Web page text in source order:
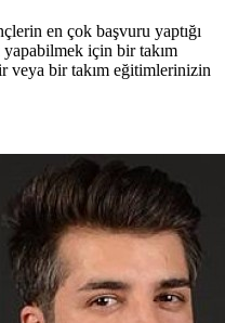
en çok başvuru yaptığı
için bir takım
veya bir takım eğitimlerinizin